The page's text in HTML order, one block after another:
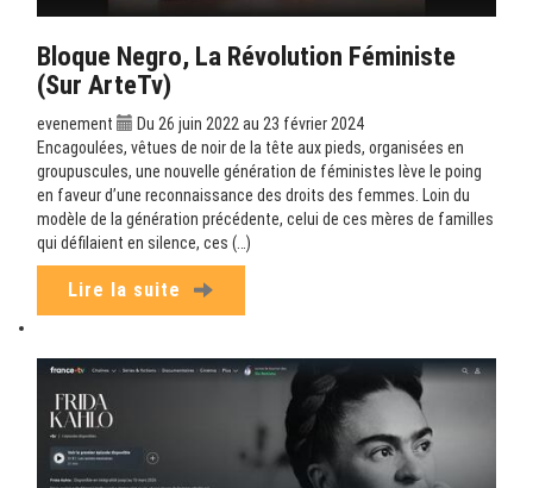
Bloque Negro, La Révolution Féministe
(sur ArteTv)
evenement
Du 26 juin 2022 au 23 février 2024
Encagoulées, vêtues de noir de la tête aux pieds, organisées en
groupuscules, une nouvelle génération de féministes lève le poing
en faveur d’une reconnaissance des droits des femmes. Loin du
modèle de la génération précédente, celui de ces mères de familles
qui défilaient en silence, ces (…)
Lire la suite